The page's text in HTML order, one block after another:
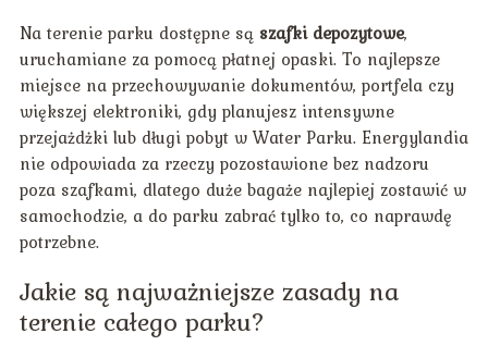
Na terenie parku dostępne są szafki depozytowe,
uruchamiane za pomocą płatnej opaski. To najlepsze
miejsce na przechowywanie dokumentów, portfela czy
większej elektroniki, gdy planujesz intensywne
przejażdżki lub długi pobyt w Water Parku. Energylandia
nie odpowiada za rzeczy pozostawione bez nadzoru
poza szafkami, dlatego duże bagaże najlepiej zostawić w
samochodzie, a do parku zabrać tylko to, co naprawdę
potrzebne.
Jakie są najważniejsze zasady na
terenie całego parku?